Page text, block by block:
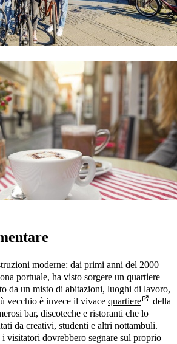
moderne: dai primi anni del 2000
portuale, ha visto sorgere un quartiere
da un misto di abitazioni, luoghi di lavoro,
vecchio è invece il vivace quartiere
della
bar, discoteche e ristoranti che lo
da creativi, studenti e altri nottambuli.
visitatori dovrebbero segnare sul proprio